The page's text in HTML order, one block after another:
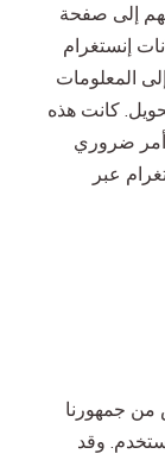
إلى صفحة
إنستغرام
المعلومات
كانت هذه
أمر ضروري
عبر
إلى 9,968 شخص من جمهورنا
مرة لكل مستخدم. وقد